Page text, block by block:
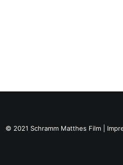
© 2021 Schramm Matthes Film |